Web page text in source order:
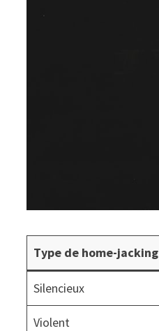
Type de home-jacking
Silencieux
Violent